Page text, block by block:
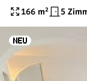
ERSTBEZUG
166 m² 5